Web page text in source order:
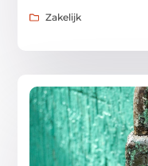
Zakelijk